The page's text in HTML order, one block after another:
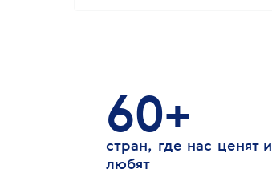
60+
стран, где нас ценят и
любят